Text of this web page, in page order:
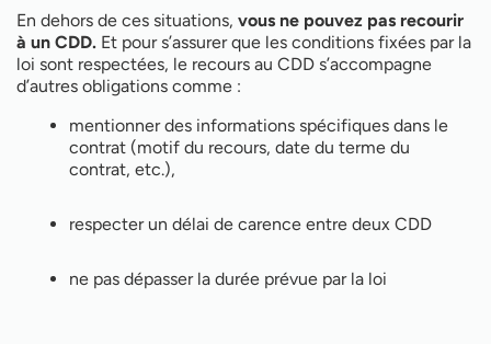
En dehors de ces situations, vous ne pouvez pas recourir
à un CDD. Et pour s’assurer que les conditions fixées par la
loi sont respectées, le recours au CDD s’accompagne
d’autres obligations comme :
mentionner des informations spécifiques dans le
contrat (motif du recours, date du terme du
contrat, etc.),
respecter un délai de carence entre deux CDD
ne pas dépasser la durée prévue par la loi